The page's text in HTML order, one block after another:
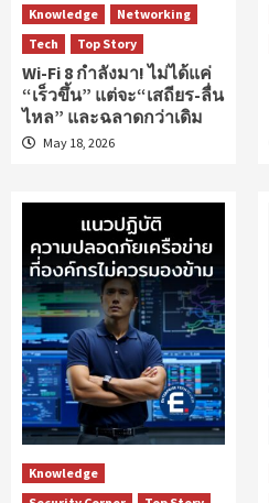
Knowledge
Networking
Tech
Top Story
Wi-Fi 8 กำลังมา! ไม่ได้แค่
“เร็วขึ้น” แต่จะ“เสถียร-ลื่น
ไหล” และฉลาดกว่าเดิม
May 18, 2026
Knowledge